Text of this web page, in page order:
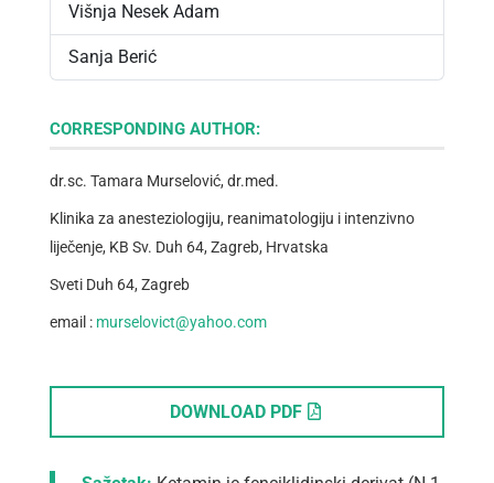
Višnja Nesek Adam
Sanja Berić
CORRESPONDING AUTHOR:
dr.sc. Tamara Murselović, dr.med.
Klinika za anesteziologiju, reanimatologiju i intenzivno
liječenje, KB Sv. Duh 64, Zagreb, Hrvatska
Sveti Duh 64, Zagreb
email : murselovict@yahoo.com
DOWNLOAD PDF